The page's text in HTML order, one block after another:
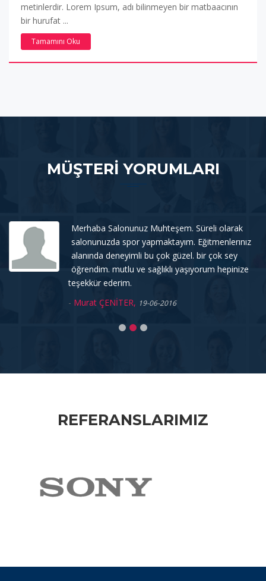
metinlerdir. Lorem Ipsum, adı bilinmeyen bir matbaacının
bir hurufat ...
Tamamını Oku
MÜŞTERI YORUMLARI
Merhaba Salonunuz Muhteşem. Süreli olarak
salonunuzda spor yapmaktayım. Eğitmenlerınız
alanında deneyimli bu çok güzel. bir çok sey
öğrendim. mutlu ve sağlıklı yaşıyorum hepinize
teşekkür ederim.
- Murat ÇENİTER, 19-06-2016
REFERANSLARIMIZ